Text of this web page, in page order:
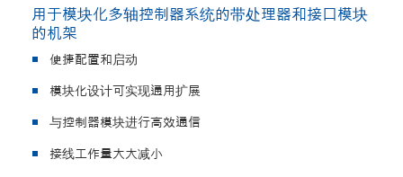
用于模块化多轴控制器系统的带处理器和接口模块
的机架
便捷配置和启动
模块化设计可实现通用扩展
与控制器模块进行高效通信
接线工作量大大减小